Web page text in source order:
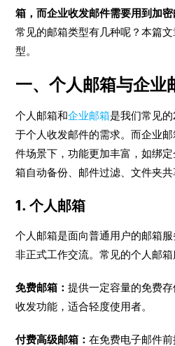
箱，而企业收发邮件需要用到加
常见的邮箱类型有几种呢？本篇
型。
一、个人邮箱与企业
个人邮箱和企业邮箱是我们常见
于个人收发邮件的需求。而企业
件场景下，功能更加丰富，如绑
箱自动备份、邮件过滤、文件夹共
1. 个人邮箱
个人邮箱是面向普通用户的邮箱
非正式工作交流。常见的个人邮箱
免费邮箱：提供一定容量的免费
收发功能，适合轻度使用者。
付费高级邮箱：在免费电子邮件